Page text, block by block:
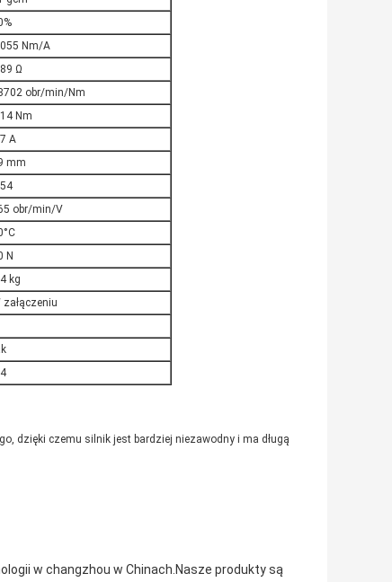
Nm/A
Ω
obr/min/Nm
Nm
A
mm
obr/min/V
N
kg
załączeniu
dzięki czemu silnik jest bardziej niezawodny i ma długą
w changzhou w Chinach.Nasze produkty są